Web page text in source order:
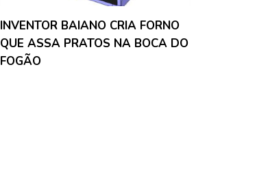
INVENTOR BAIANO CRIA FORNO
QUE ASSA PRATOS NA BOCA DO
FOGÃO